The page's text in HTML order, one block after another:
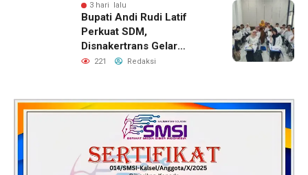
3 hari lalu
Bupati Andi Rudi Latif
Perkuat SDM,
Disnakertrans Gelar
Pelatihan Desain Grafis
221 Redaksi